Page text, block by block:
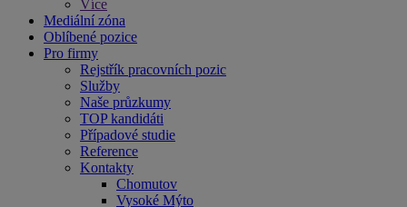
Více
Mediální zóna
Oblíbené pozice
Pro firmy
Rejstřík pracovních pozic
Služby
Naše průzkumy
TOP kandidáti
Případové studie
Reference
Kontakty
Chomutov
Vysoké Mýto